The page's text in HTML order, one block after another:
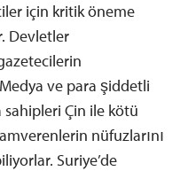
için kritik öneme
Devletler
ve para şiddetli
Çin ile kötü
nüfuzlarını
Suriye’de